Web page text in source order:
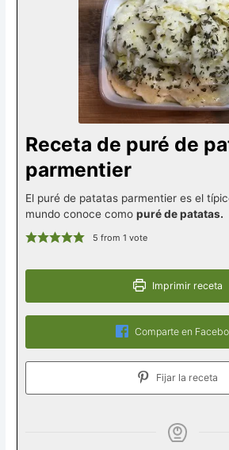
Receta de puré de
parmentier
El puré de patatas parmentier es el
mundo conoce comopuré de patatas.
5 from 1 vote
Imprimir receta
Comparte en
Fijar la receta